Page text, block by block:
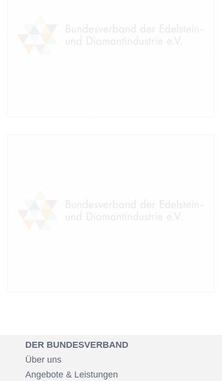
DER BUNDESVERBAND
Über uns
Angebote & Leistungen